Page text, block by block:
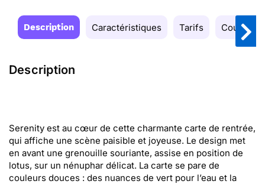
Description Caractéristiques Tarifs Couleurs
Description
Serenity est au cœur de cette charmante carte de rentrée,
qui affiche une scène paisible et joyeuse. Le design met
en avant une grenouille souriante, assise en position de
lotus, sur un nénuphar délicat. La carte se pare de
couleurs douces : des nuances de vert pour l’eau et la